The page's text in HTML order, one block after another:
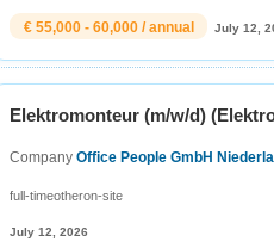
€ 55,000 - 60,000 / annual July 12,
Elektromonteur (m/w/d)
CompanyOffice People GmbH
full-timeotheron-site
July 12, 2026